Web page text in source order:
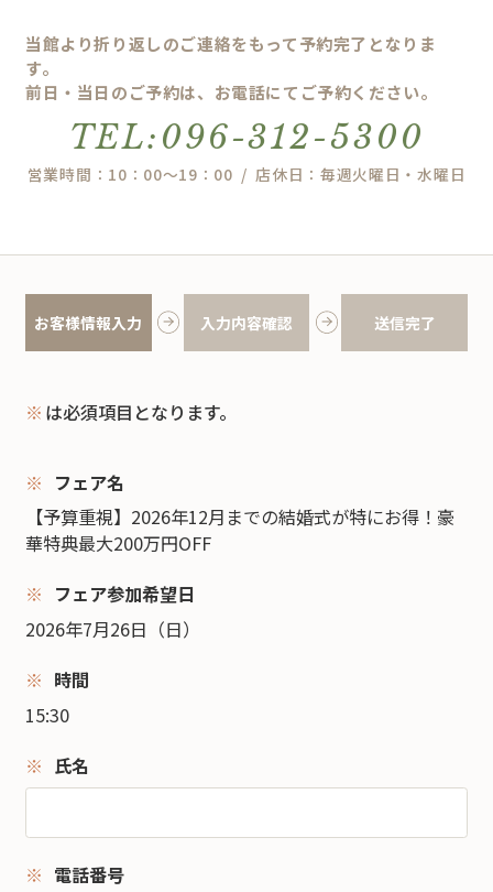
当館より折り返しのご連絡をもって予約完了となりま
す。
前日・当日のご予約は、お電話にてご予約ください。
TEL:096-312-5300
営業時間：10：00～19：00 / 店休日：毎週火曜日・水曜日
お客様情報入力 入力内容確認 送信完了
※ は必須項目となります。
フェア名
【予算重視】2026年12月までの結婚式が特にお得！豪
華特典最大200万円OFF
フェア参加希望日
2026年7月26日（日）
時間
15:30
氏名
電話番号